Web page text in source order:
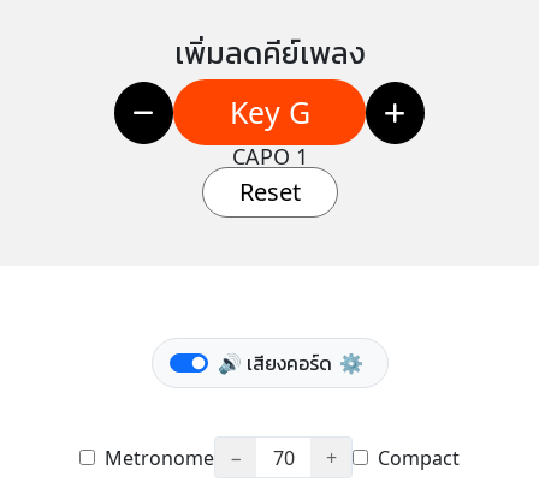
เพิ่มลดคีย์เพลง
Key G
CAPO 1
Reset
🔊 เสียงคอร์ด ⚙️
Metronome − 70 + Compact